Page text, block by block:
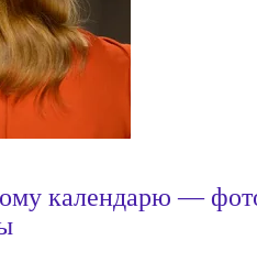
календарю —